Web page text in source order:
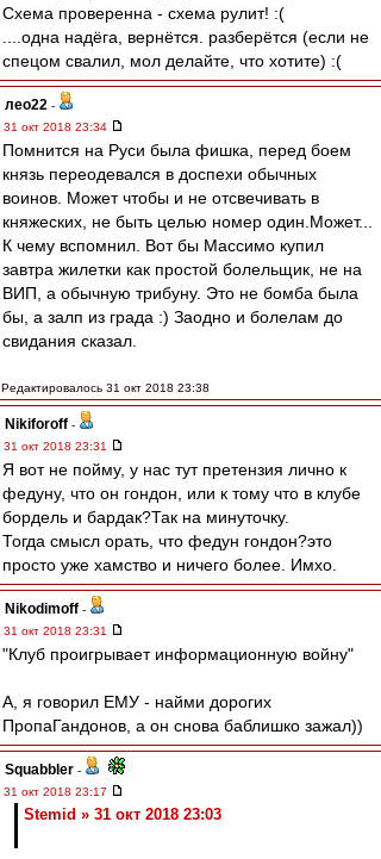
Схема проверенна - схема рулит! :(
....одна надёга, вернётся. разберётся (если не
спецом свалил, мол делайте, что хотите) :(
лео22 -
31 окт 2018 23:34
Помнится на Руси была фишка, перед боем
князь переодевался в доспехи обычных
воинов. Может чтобы и не отсвечивать в
княжеских, не быть целью номер один.Может...
К чему вспомнил. Вот бы Массимо купил
завтра жилетки как простой болельщик, не на
ВИП, а обычную трибуну. Это не бомба была
бы, а залп из града :) Заодно и болелам до
свидания сказал.
Редактировалось 31 окт 2018 23:38
Nikiforoff -
31 окт 2018 23:31
Я вот не пойму, у нас тут претензия лично к
федуну, что он гондон, или к тому что в клубе
бордель и бардак?Так на минуточку.
Тогда смысл орать, что федун гондон?это
просто уже хамство и ничего более. Имхо.
Nikodimoff -
31 окт 2018 23:31
"Клуб проигрывает информационную войну"
А, я говорил ЕМУ - найми дорогих
ПропаГандонов, а он снова баблишко зажал))
Squabbler -
31 окт 2018 23:17
Stemid » 31 окт 2018 23:03